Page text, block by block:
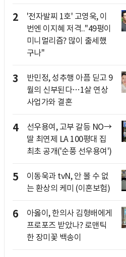
2
'전자발찌 1호' 고영욱, 이
번엔 이지혜 저격.."49평이
미니멀리즘? 많이 출세했
구나"
3
반민정, 성추행 아픔 딛고 9
월의 신부된다…1살 연상
사업가와 결혼
4
선우용여, 고부 갈등 NO→
딸 최연제 LA 100평대 집
최초 공개('순풍 선우용여')
5
이동욱과 tvN, 안 볼 수 없
는 환상의 케미 (이혼보험)
6
아옳이, 한의사 김형배에게
프로포즈 받았나? 로맨틱
한 장미꽃 백송이